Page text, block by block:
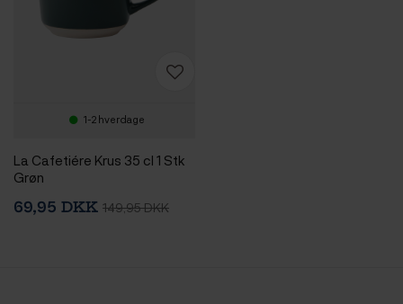
1-2 hverdage
La Cafetiére Krus 35 cl 1 Stk
Grøn
69,95 DKK 149,95 DKK